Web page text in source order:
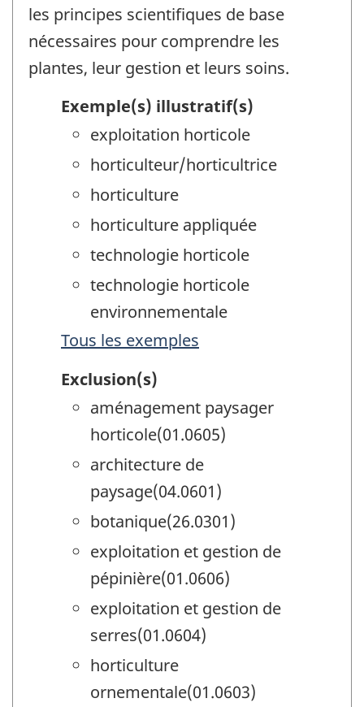
les principes scientifiques de base
nécessaires pour comprendre les
plantes, leur gestion et leurs soins.
Exemple(s) illustratif(s)
exploitation horticole
horticulteur/horticultrice
horticulture
horticulture appliquée
technologie horticole
technologie horticole
environnementale
Tous les exemples
Exclusion(s)
aménagement paysager
horticole(01.0605)
architecture de
paysage(04.0601)
botanique(26.0301)
exploitation et gestion de
pépinière(01.0606)
exploitation et gestion de
serres(01.0604)
horticulture
ornementale(01.0603)